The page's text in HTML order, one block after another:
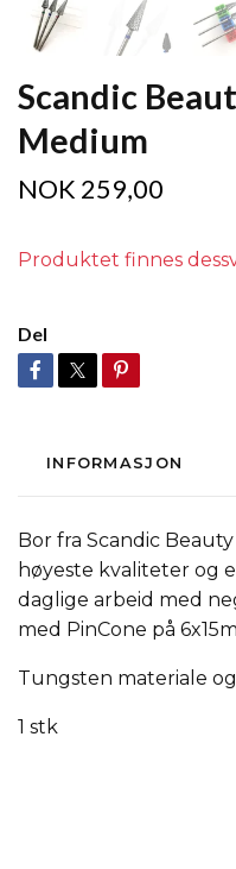
Scandic
Medium
NOK 259,00
Produktet finnes
Del
INFORMASJON
Bor fra Scandic
høyeste kvaliteter og
daglige arbeid med
med PinCone på
Tungsten materiale
1 stk